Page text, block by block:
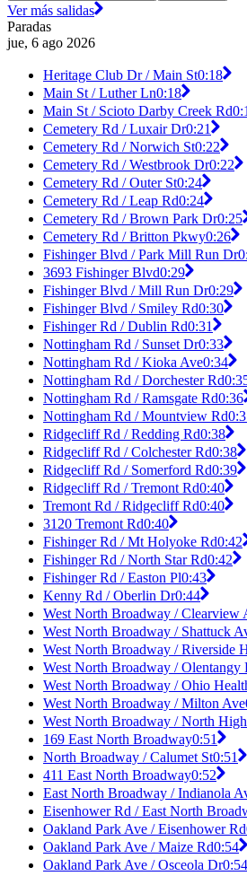
Ver más salidas
Paradas
jue, 6 ago 2026
Heritage Club Dr / Main St0:18
Main St / Luther Ln0:18
Main St / Scioto Darby Creek Rd
Cemetery Rd / Luxair Dr0:21
Cemetery Rd / Norwich St0:22
Cemetery Rd / Westbrook Dr0:22
Cemetery Rd / Outer St0:24
Cemetery Rd / Leap Rd0:24
Cemetery Rd / Brown Park Dr0:25
Cemetery Rd / Britton Pkwy0:26
Fishinger Blvd / Park Mill Run Dr
3693 Fishinger Blvd0:29
Fishinger Blvd / Mill Run Dr0:29
Fishinger Blvd / Smiley Rd0:30
Fishinger Rd / Dublin Rd0:31
Nottingham Rd / Sunset Dr0:33
Nottingham Rd / Kioka Ave0:34
Nottingham Rd / Dorchester Rd
Nottingham Rd / Ramsgate Rd0:36
Nottingham Rd / Mountview Rd
Ridgecliff Rd / Redding Rd0:38
Ridgecliff Rd / Colchester Rd0:38
Ridgecliff Rd / Somerford Rd0:39
Ridgecliff Rd / Tremont Rd0:40
Tremont Rd / Ridgecliff Rd0:40
3120 Tremont Rd0:40
Fishinger Rd / Mt Holyoke Rd0:42
Fishinger Rd / North Star Rd0:42
Fishinger Rd / Easton Pl0:43
Kenny Rd / Oberlin Dr0:44
West North Broadway / Clearview
West North Broadway / Shattuck
West North Broadway / Riverside
West North Broadway / Olentangy
West North Broadway / Ohio
West North Broadway / Milton Ave
West North Broadway / North
169 East North Broadway0:51
North Broadway / Calumet St0:51
411 East North Broadway0:52
East North Broadway / Indianola
Eisenhower Rd / East North
Oakland Park Ave / Eisenhower Rd
Oakland Park Ave / Maize Rd0:54
Oakland Park Ave / Osceola Dr0:54